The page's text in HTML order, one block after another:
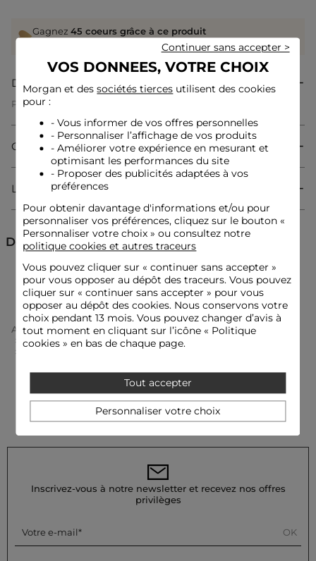
Gagnez 45 coeurs grâce à ce produit
Connectez-vous ou inscrivez-vous
Description
Pull col polo manches courtes
Col polo
Manches courtes
Fine maille
Tricotage en côte
Boutons décoratifs sur le buste
Le mannequin mesure 1m75 et porte une taille S/36
Conseil taille : choisissez votre taille habituelle
Référence : 32536300972891131 241-MTOI
Catégorie :Pulls manches courtes femme
Couleur :Pulls manches courtes femme noir
Composition & Entretien
Livraison & Retour
Découvrez aussi
Pulls Pulls cols V Pulls manches courtes
Accueil Vêtements Femme
Pulls Femme
Pulls Manches Courtes Femme
Pull Col Polo Manches Courtes Noir Femme
Inscrivez-vous à notre newsletter et recevez nos offres
privilèges
Votre e-mail OK
VOS DONNEES, VOTRE CHOIX
Morgan et dessociétés tierces utilisent des cookies
pour :
- Vous informer de vos offres personnelles
- Personnaliser l’affichage de vos produits
- Améliorer votre expérience en mesurant et
optimisant les performances du site
- Proposer des publicités adaptées à vos
préférences
Pour obtenir davantage d'informations et/ou pour
personnaliser vos préférences, cliquez sur le bouton «
Personnaliser votre choix » ou consultez notre
politique cookies et autres traceurs
Vous pouvez cliquer sur « continuer sans accepter»
pour vous opposer au dépôt des traceurs. Vous pouvez
cliquer sur « continuer sans accepter » pour vous
opposer au dépôt des cookies. Nous conservons votre
choix pendant 13 mois. Vous pouvez changer d’avis à
tout moment en cliquant sur l’icône « Politique
cookies » en bas de chaque page.
Tout accepter
Continuer sans accepter >
Personnaliser votre choix